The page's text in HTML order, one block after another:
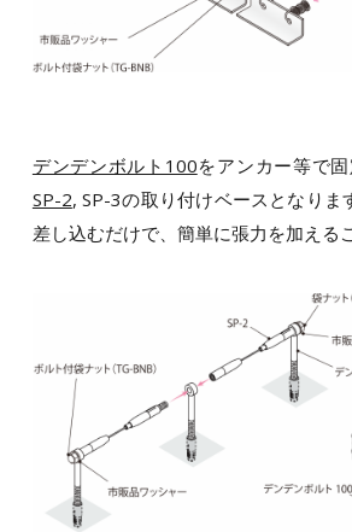
デンデンボルト100をアンカー等で
SP-2, SP-3の取り付けベースとなりま
差し込むだけで、簡単に張力を加える